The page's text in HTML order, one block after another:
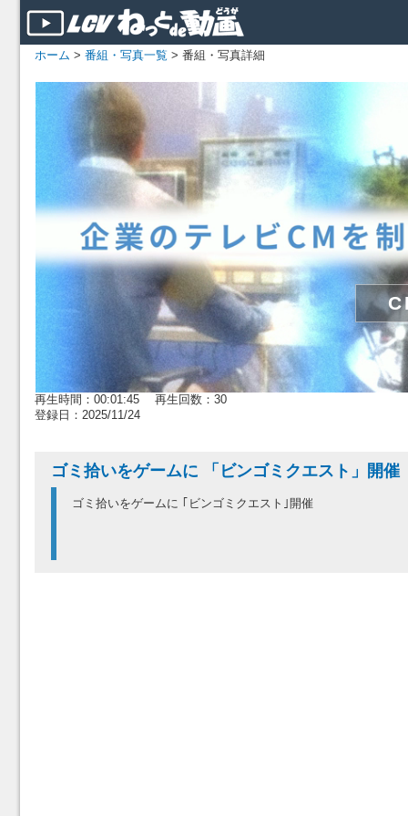
ホーム > 番組・写真一覧 > 番組・写真詳細
再生時間：00:01:45 再生回数：30
登録日：2025/11/24
ゴミ拾いをゲームに 「ビンゴミクエスト」開催
ゴミ拾いをゲームに ｢ビンゴミクエスト｣開催